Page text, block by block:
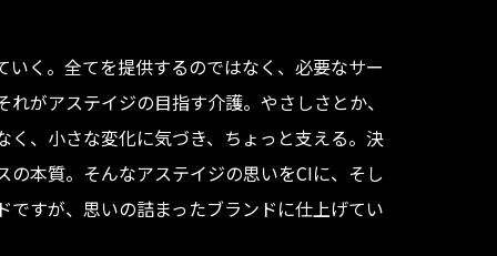
く。全てを提供するのではなく、必要なサー
がアステイジの目指す介護。やさしさとか、
、小さな変化に気づき、ちょっと支える。決
本質。そんなアステイジの思いをCIに、そし
すが、思いの詰まったブランドに仕上げてい